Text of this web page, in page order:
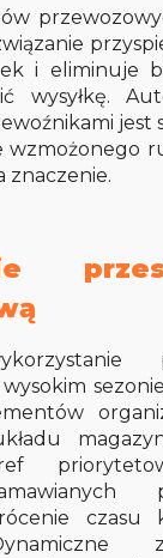
i eliminuje
wysyłkę.
jest
wzmożonego
znaczenie.
czasu